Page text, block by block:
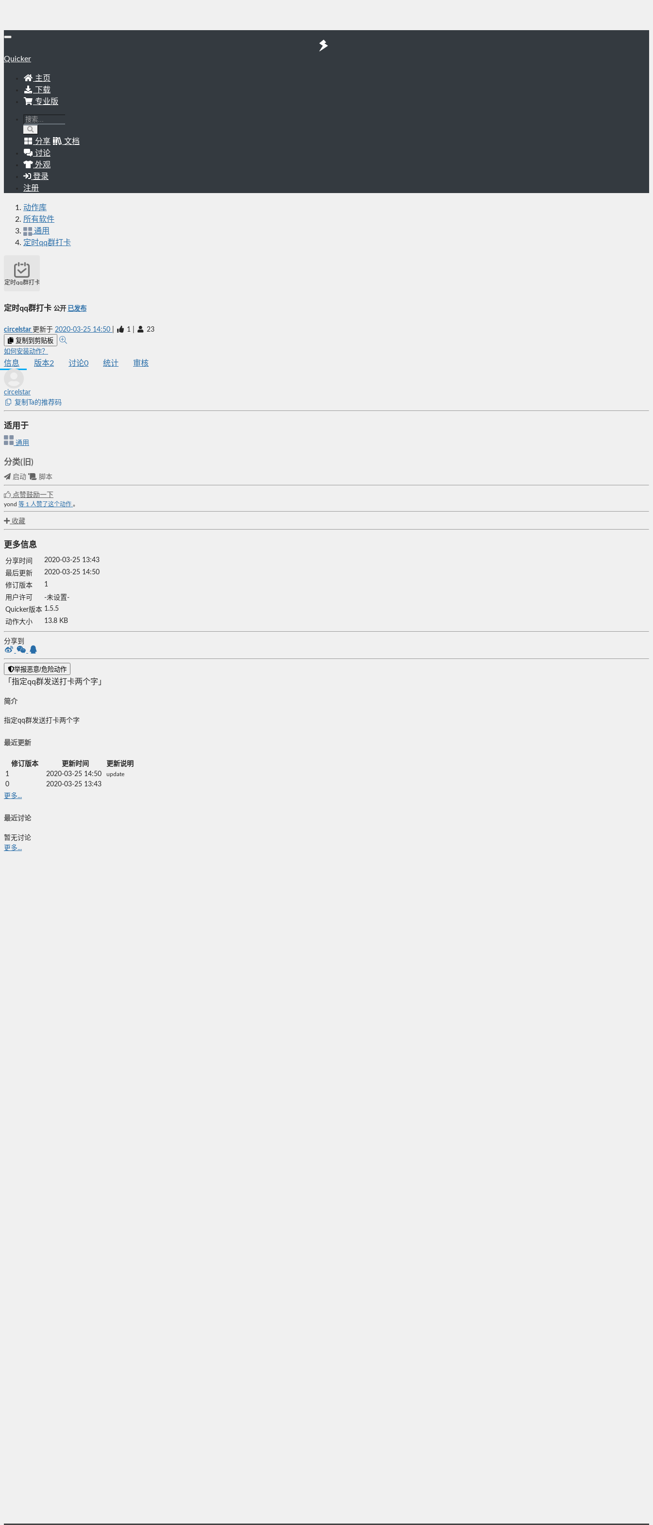
Quicker
主页
下载
专业版
分享
文档
讨论
外观
登录
注册
动作库
所有软件
通用
定时qq群打卡
定时qq群打卡
定时qq群打卡 公开 已发布
circelstar 更新于 2020-03-25 14:50 1 23
复制到剪贴板
如何安装动作？
信息 版本2 讨论0 统计 审核
circelstar
复制Ta的推荐码
适用于
通用
分类(旧)
启动 脚本
点赞鼓励一下
yond 等 1 人赞了这个动作 。
收藏
更多信息
分享时间
2020-03-25 13:43
最后更新
2020-03-25 14:50
修订版本
1
用户许可
-未设置-
Quicker版本 1.5.5
动作大小
13.8 KB
分享到
举报恶意/危险动作
「指定qq群发送打卡两个字」
简介
指定qq群发送打卡两个字
最近更新
修订版本 更新时间
更新说明
1
2020-03-25 14:50 update
0
2020-03-25 13:43
更多...
最近讨论
暂无讨论
更多...